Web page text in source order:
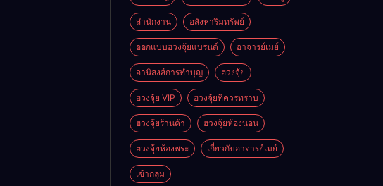
สำนักงาน อสังหาริมทรัพย์
ออกแบบฮวงจุ้ยแบรนด์ อาจารย์เมย์
อานิสงส์การทำบุญ ฮวงจุ้ย
ฮวงจุ้ย VIP ฮวงจุ้ยที่ควรทราบ
ฮวงจุ้ยร้านค้า ฮวงจุ้ยห้องนอน
ฮวงจุ้ยห้องพระ เกี่ยวกับอาจารย์เมย์
เข้ากลุ่ม